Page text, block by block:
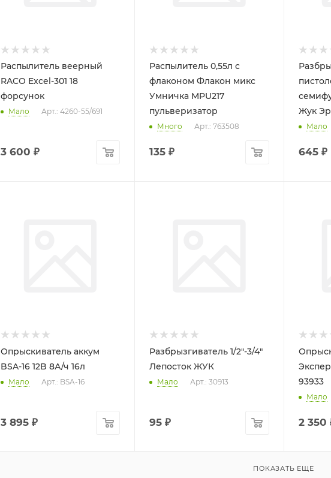
Распылитель веерный
RACO Excel-301 18
форсунок
Мало Арт.: 4260-55/691
3 600 ₽
Распылитель 0,55л с
флаконом Флакон микс
Умничка MPU217
пульверизатор
Много Арт.: 763508
135 ₽
Жук
Мало
645₽
Опрыскиватель аккум
BSA-16 12B 8А/ч 16л
Мало Арт.: BSA-16
3 895 ₽
Разбрызгиватель 1/2"-3/4"
Лепосток ЖУК
Мало Арт.: 30913
95 ₽
93933
Мало
2 350
ПОКАЗАТЬ ЕЩЕ